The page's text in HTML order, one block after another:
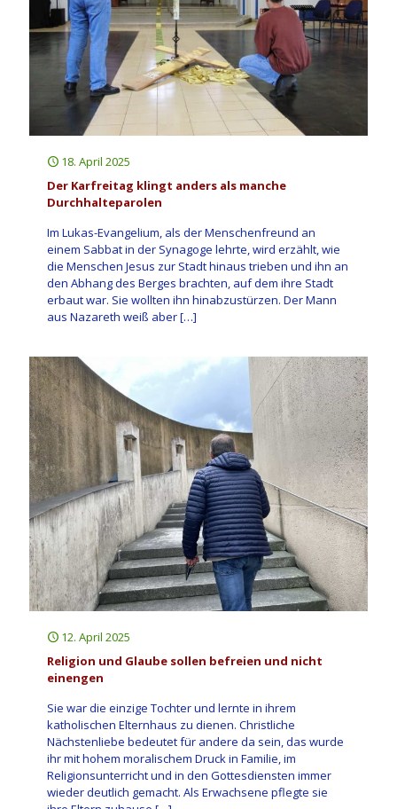
18. April 2025
Der Karfreitag klingt anders als manche
Durchhalteparolen
Im Lukas-Evangelium, als der Menschenfreund an
einem Sabbat in der Synagoge lehrte, wird erzählt, wie
die Menschen Jesus zur Stadt hinaus trieben und ihn an
den Abhang des Berges brachten, auf dem ihre Stadt
erbaut war. Sie wollten ihn hinabzustürzen. Der Mann
aus Nazareth weiß aber[…]
12. April 2025
Religion und Glaube sollen befreien und nicht
einengen
Sie war die einzige Tochter und lernte in ihrem
katholischen Elternhaus zu dienen. Christliche
Nächstenliebe bedeutet für andere da sein, das wurde
ihr mit hohem moralischem Druck in Familie, im
Religionsunterricht und in den Gottesdiensten immer
wieder deutlich gemacht. Als Erwachsene pflegte sie